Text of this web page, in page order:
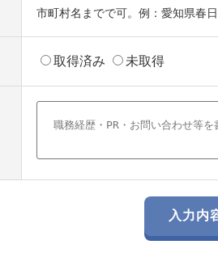
市町村名までで可。例：愛知県春
取得済み 未取得